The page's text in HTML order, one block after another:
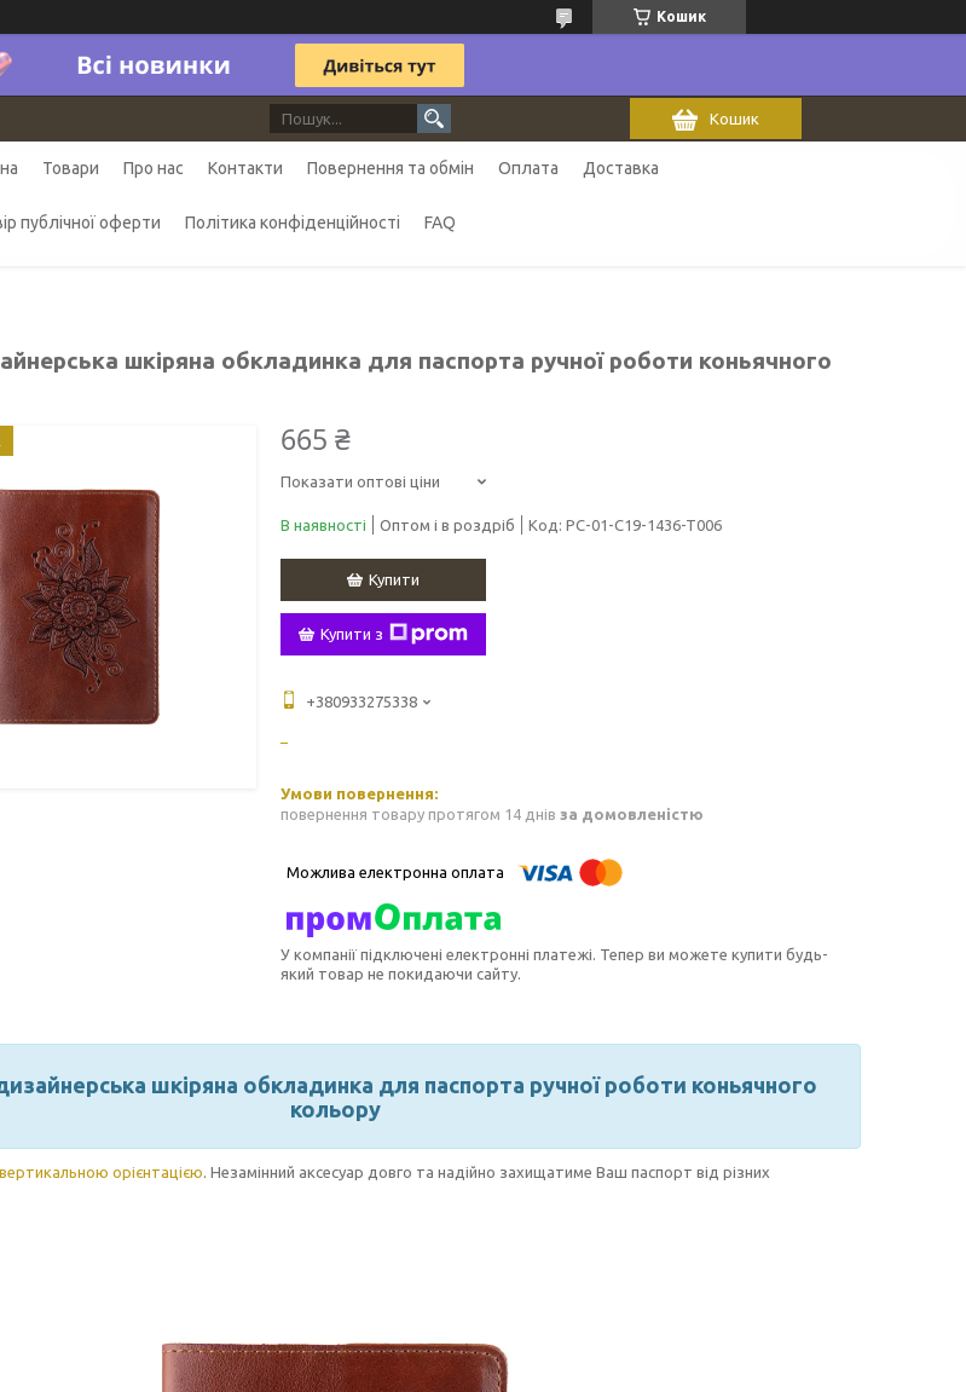
Кошик
Кошик
Товари Про нас Контакти Повернення та обмін Оплата Доставка
публічної оферти Політика конфіденційності FAQ
шкіряна обкладинка для паспорта ручної роботи коньячного
665 ₴
Показати оптові ціни
В наявності Оптом і в роздріб Код: PC-01-C19-1436-T006
Купити
Купити з
+380933275338
повернення товару протягом 14 днів за домовленістю
У компанії підключені електронні платежі. Тепер ви можете купити будь-
який товар не покидаючи сайту.
шкіряна обкладинка для паспорта ручної роботи коньячного
кольору
орієнтацією . Незамінний аксесуар довго та надійно захищатиме Ваш паспорт від різних